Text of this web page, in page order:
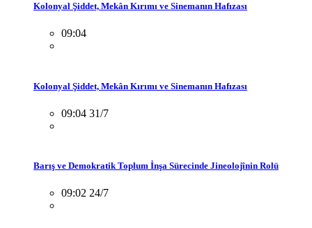
Kolonyal Şiddet, Mekân Kırımı ve Sinemanın Hafızası
09:04
Kolonyal Şiddet, Mekân Kırımı ve Sinemanın Hafızası
09:04 31/7
Barış ve Demokratik Toplum İnşa Sürecinde Jineolojînin Rolü
09:02 24/7